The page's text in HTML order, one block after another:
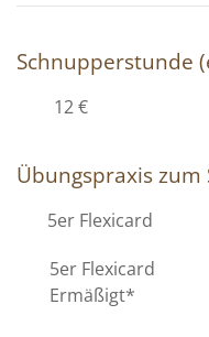
Schnupperstunde
12 €
Übungspraxis zum
5er Flexicard
5er Flexicard
Ermäßigt*